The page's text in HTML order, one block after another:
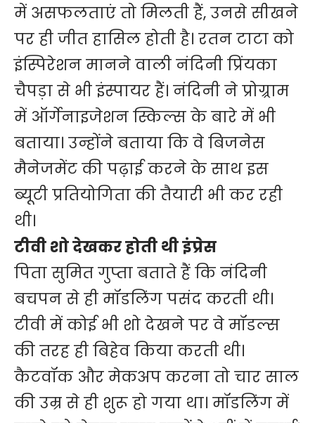
में असफलताएं तो मिलती हैं, उनसे सीखने
पर ही जीत हासिल होती है। रतन टाटा को
इंस्पिरेशन मानने वाली नंदिनी प्रिंयका
चैपड़ा से भी इंस्पायर हैं। नंदिनी ने प्रोग्र्राम
में ऑर्गेनाइजेशन स्किल्स के बारे में भी
बताया। उन्होंने बताया कि वे बिजनेस
मैनेजमेंट की पढ़ाई करने के साथ इस
ब्यूटी प्रतियोगिता की तैयारी भी कर रही
थी।
टीवी शो देखकर होती थी इंप्रेस
पिता सुमित गुप्ता बताते हैं कि नंदिनी
बचपन से ही मॉडलिंग पसंद करती थी।
टीवी में कोई भी शो देखने पर वे मॉडल्स
की तरह ही बिहेव किया करती थी।
कैटवॉक और मेकअप करना तो चार साल
की उम्र से ही शुरू हो गया था। मॉडलिंग में